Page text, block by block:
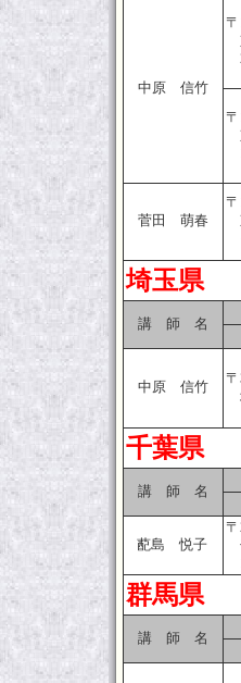
中原 信竹
菅田 萌春
埼玉県
講 師 名
中原 信竹
千葉県
講 師 名
蓜島 悦子
群馬県
講 師 名